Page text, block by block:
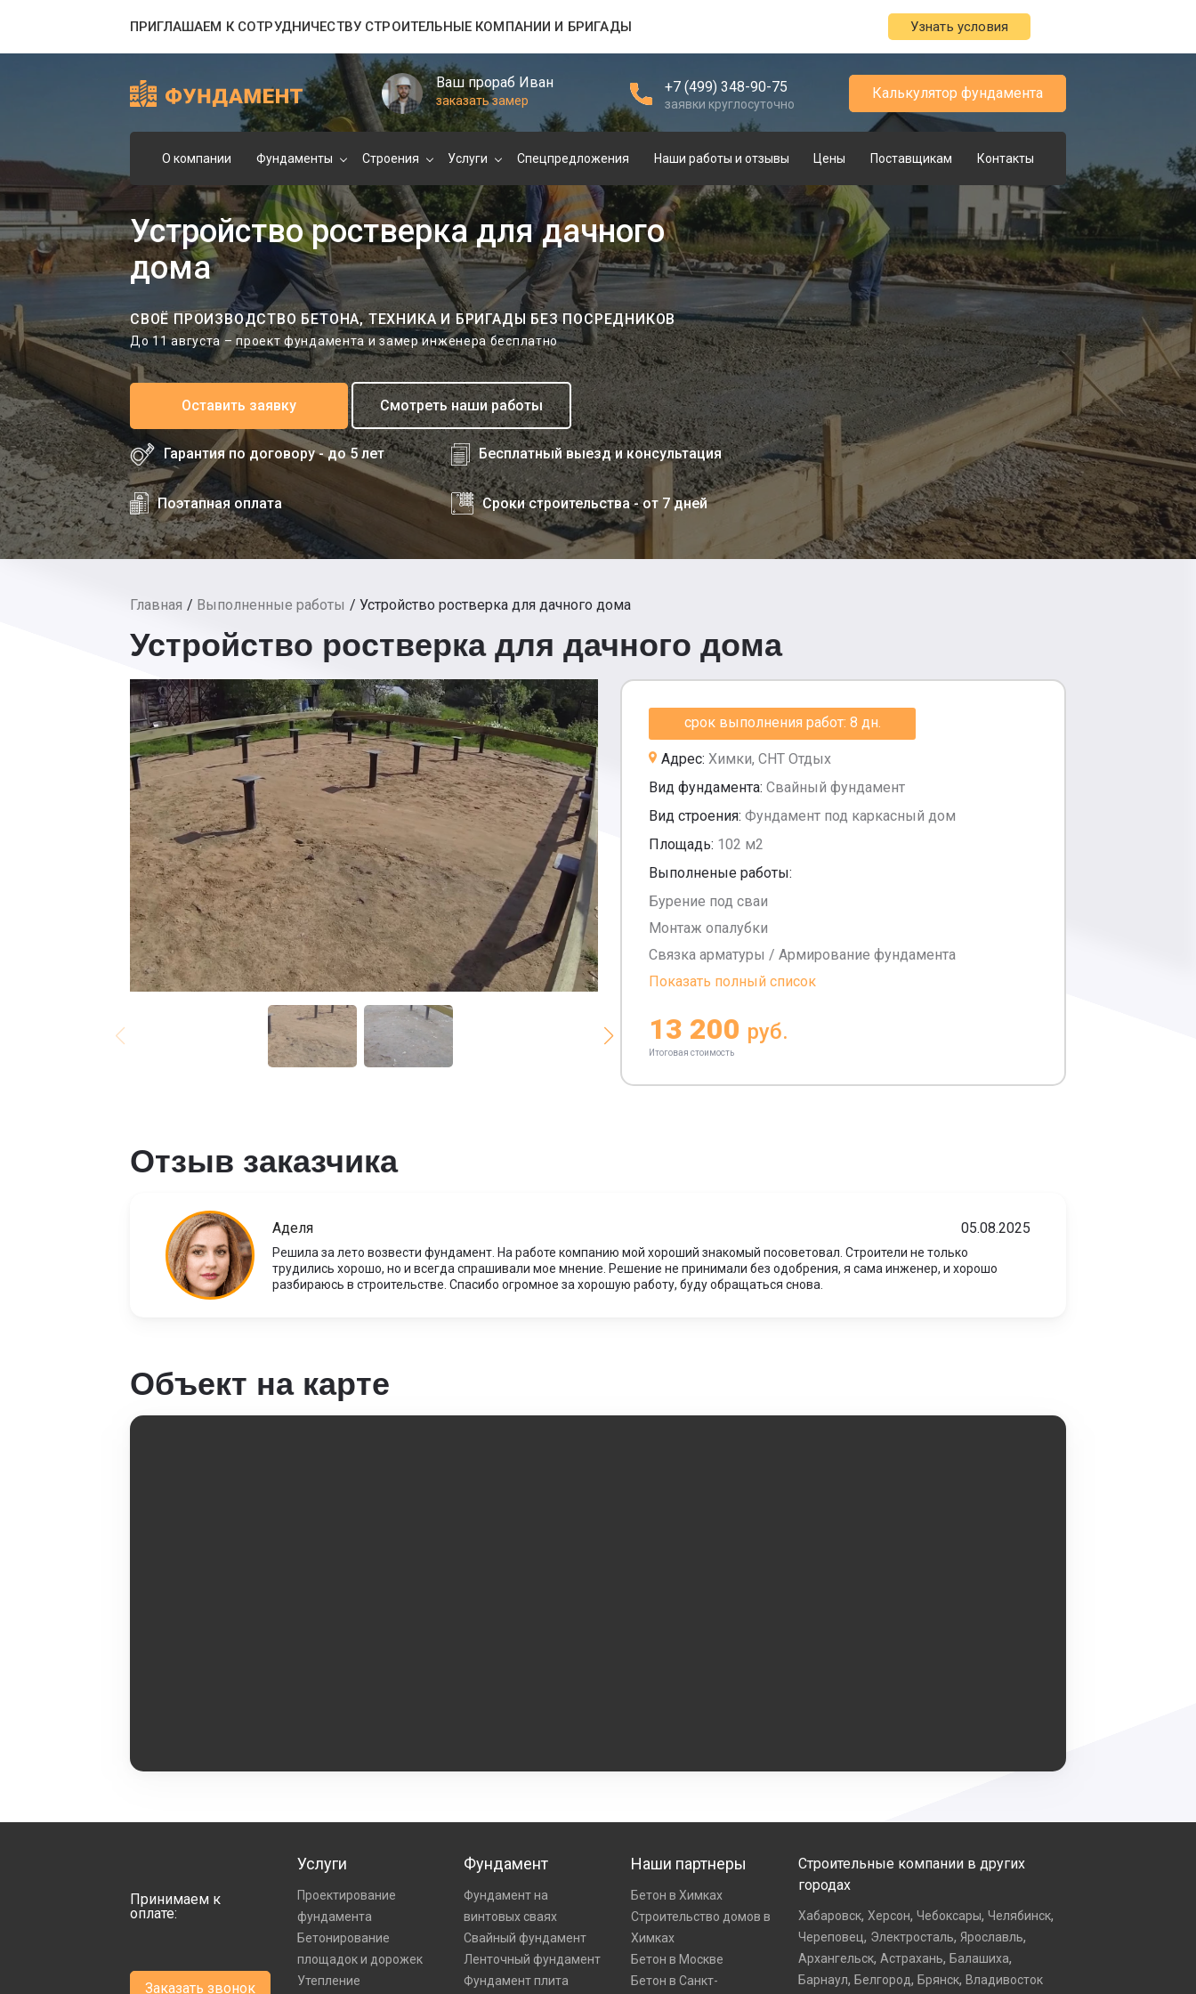
ПРИГЛАШАЕМ К СОТРУДНИЧЕСТВУ СТРОИТЕЛЬНЫЕ КОМПАНИИ И БРИГАДЫ Узнать условия
Ваш прораб Иван
заказать замер
+7 (499) 348-90-75
заявки круглосуточно
Калькулятор фундамента
О компании Фундаменты Строения Услуги Спецпредложения Наши работы и отзывы Цены Поставщикам Контакты
Устройство ростверка для дачного
дома
СВОЁ ПРОИЗВОДСТВО БЕТОНА, ТЕХНИКА И БРИГАДЫ БЕЗ ПОСРЕДНИКОВ
До 11 августа – проект фундамента и замер инженера бесплатно
Оставить заявку Смотреть наши работы
Гарантия по договору - до 5 лет Бесплатный выезд и консультация
Поэтапная оплата Сроки строительства - от 7 дней
Главная Выполненные работы Устройство ростверка для дачного дома
Устройство ростверка для дачного дома
срок выполнения работ: 8 дн.
Адрес: Химки, СНТ Отдых
Вид фундамента: Свайный фундамент
Вид строения: Фундамент под каркасный дом
Площадь: 102 м2
Выполненые работы:
Бурение под сваи
Монтаж опалубки
Связка арматуры / Армирование фундамента
Показать полный список
13 200 руб.
Итоговая стоимость
Отзыв заказчика
Аделя 05.08.2025
Решила за лето возвести фундамент. На работе компанию мой хороший знакомый посоветовал. Строители не только
трудились хорошо, но и всегда спрашивали мое мнение. Решение не принимали без одобрения, я сама инженер, и хорошо
разбираюсь в строительстве. Спасибо огромное за хорошую работу, буду обращаться снова.
Объект на карте
Принимаем к
оплате:
Заказать звонок
Услуги
Проектирование
фундамента
Бетонирование
площадок и дорожек
Утепление
Фундамент
Фундамент на
винтовых сваях
Свайный фундамент
Ленточный фундамент
Фундамент плита
Наши партнеры
Бетон в Химках
Строительство домов в
Химках
Бетон в Москве
Бетон в Санкт-
Строительные компании в других
городах
Хабаровск, Херсон, Чебоксары, Челябинск,
Череповец, Электросталь, Ярославль,
Архангельск, Астрахань, Балашиха,
Барнаул, Белгород, Брянск, Владивосток